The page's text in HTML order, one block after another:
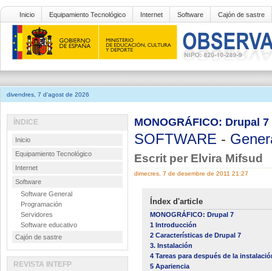
Inicio Equipamiento Tecnológico Internet Software Cajón de sastre
divendres, 7 d'agost de 2026
MONOGRÁFICO: Drupal
SOFTWARE -
Escrit per Elvira Mifsud
dimecres, 7 de desembre de 2011 21:27
Índex d'article
MONOGRÁFICO: Drupal 7
1 Introducción
2 Características de Drupal 7
3. Instalación
4 Tareas para después de la
5 Apariencia
ÍNDICE
Inicio
Equipamiento Tecnológico
Internet
Software
Software General
Programación
Servidores
Software educativo
Cajón de sastre
REVISTA INTEFP